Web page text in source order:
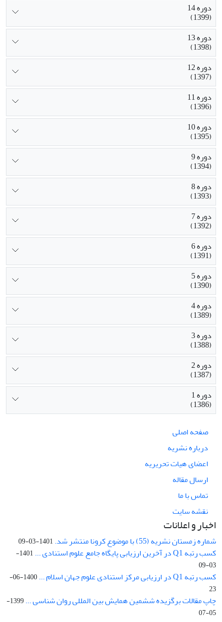
دوره 14
(1399)
دوره 13
(1398)
دوره 12
(1397)
دوره 11
(1396)
دوره 10
(1395)
دوره 9
(1394)
دوره 8
(1393)
دوره 7
(1392)
دوره 6
(1391)
دوره 5
(1390)
دوره 4
(1389)
دوره 3
(1388)
دوره 2
(1387)
دوره 1
(1386)
صفحه اصلی
درباره نشریه
اعضای هیات تحریریه
ارسال مقاله
تماس با ما
نقشه سایت
اخبار و اعلانات
شماره زمستان نشریه (55) با موضوع کرونا منتشر شد. 1401-03-09
کسب رتبه Q1 در آخرین ارزیابی پایگاه جامع علوم استنادی ...
1401-
03-09
کسب رتبه Q1 در ارزیابی مرکز استنادی علوم جهان اسلام ...
1400-06-
23
چاپ مقالات برگزیده ششمین همایش بین المللی روان شناسی ...
1399-
05-07